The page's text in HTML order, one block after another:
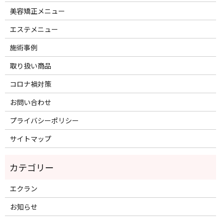
美容矯正メニュー
エステメニュー
施術事例
取り扱い商品
コロナ禍対策
お問い合わせ
プライバシーポリシー
サイトマップ
エクラン
お知らせ